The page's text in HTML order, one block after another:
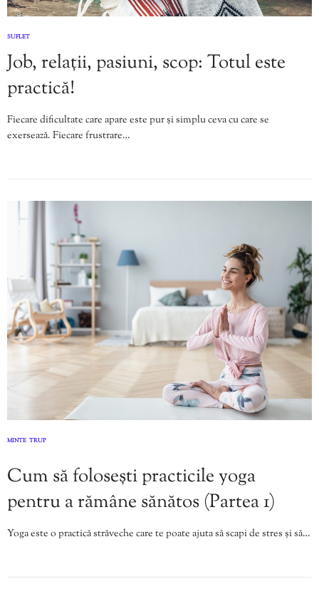
SUFLET
Job, relații, pasiuni, scop: Totul este
practică!
Fiecare dificultate care apare este pur și simplu ceva cu care se
exersează. Fiecare frustrare…
MINTE TRUP
Cum să folosești practicile yoga
pentru a rămâne sănătos (Partea 1)
Yoga este o practică străveche care te poate ajuta să scapi de stres și să…